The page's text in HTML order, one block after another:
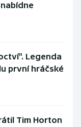
Legenda
první hráčské
Tim Horton